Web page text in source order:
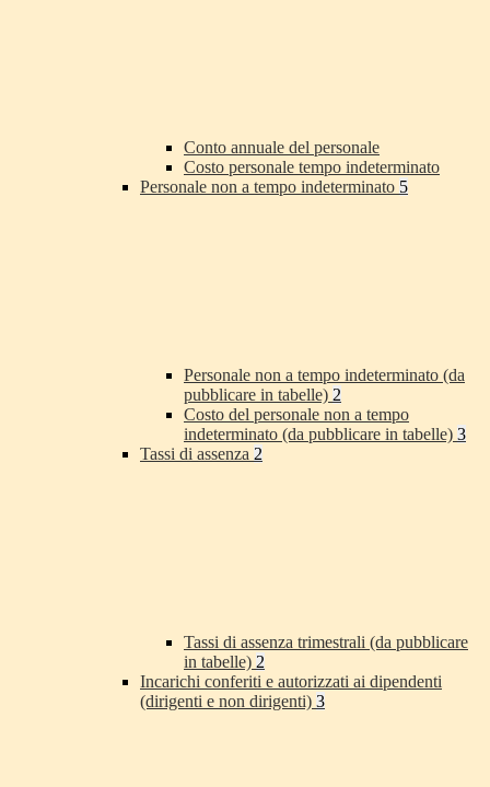
Conto annuale del personale
Costo personale tempo indeterminato
Personale non a tempo indeterminato 5
Personale non a tempo indeterminato (da
pubblicare in tabelle) 2
Costo del personale non a tempo
indeterminato (da pubblicare in tabelle) 3
Tassi di assenza 2
Tassi di assenza trimestrali (da pubblicare
in tabelle) 2
Incarichi conferiti e autorizzati ai dipendenti
(dirigenti e non dirigenti) 3